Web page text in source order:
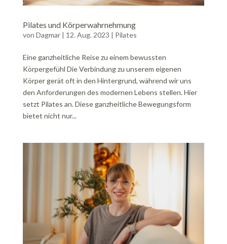
Pilates und Körperwahrnehmung
von Dagmar| 12. Aug. 2023 | Pilates
Eine ganzheitliche Reise zu einem bewussten
Körpergefühl Die Verbindung zu unserem eigenen
Körper gerät oft in den Hintergrund, während wir uns
den Anforderungen des modernen Lebens stellen. Hier
setzt Pilates an. Diese ganzheitliche Bewegungsform
bietet nicht nur...